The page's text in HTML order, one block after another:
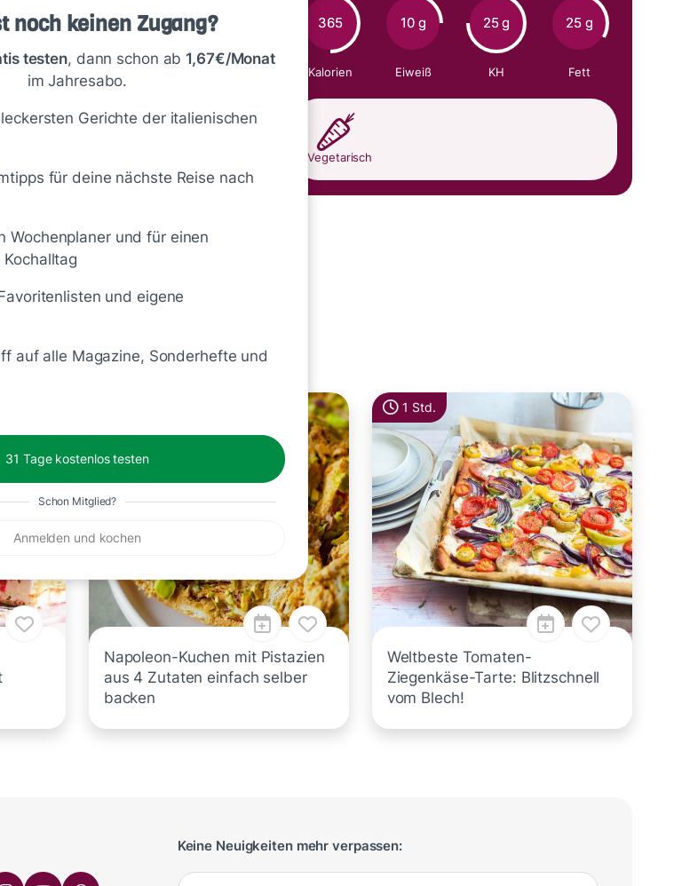
noch keinen Zugang?
testen, dann schon ab 1,67€/Monat
im Jahresabo.
Gerichte der italienischen
für deine nächste Reise nach
Wochenplaner und für einen
und eigene
auf alle Magazine, Sonderhefte und
31 Tage kostenlos testen
Schon Mitglied?
Anmelden und kochen
365
Kalorien
10 g
Eiweiß
25 g
KH
25 g
Fett
Vegetarisch
Napoleon-Kuchen mit Pistazien
aus 4 Zutaten einfach selber
backen
1 Std.
Weltbeste Tomaten-
Ziegenkäse-Tarte: Blitzschnell
vom Blech!
Keine Neuigkeiten mehr verpassen: